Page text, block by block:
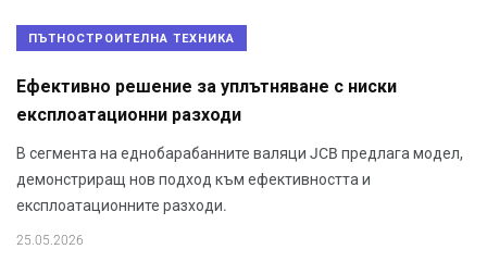
ПЪТНОСТРОИТЕЛНА ТЕХНИКА
Ефективно решение за уплътняване с ниски
експлоатационни разходи
В сегмента на еднобарабанните валяци JCB предлага модел,
демонстриращ нов подход към ефективността и
експлоатационните разходи.
25.05.2026